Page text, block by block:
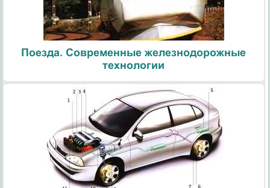
Поезда. Современные железнодорожные
технологии